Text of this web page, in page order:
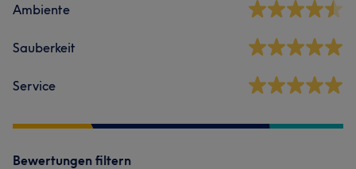
Ambiente
Sauberkeit
Service
Bewertungen filtern